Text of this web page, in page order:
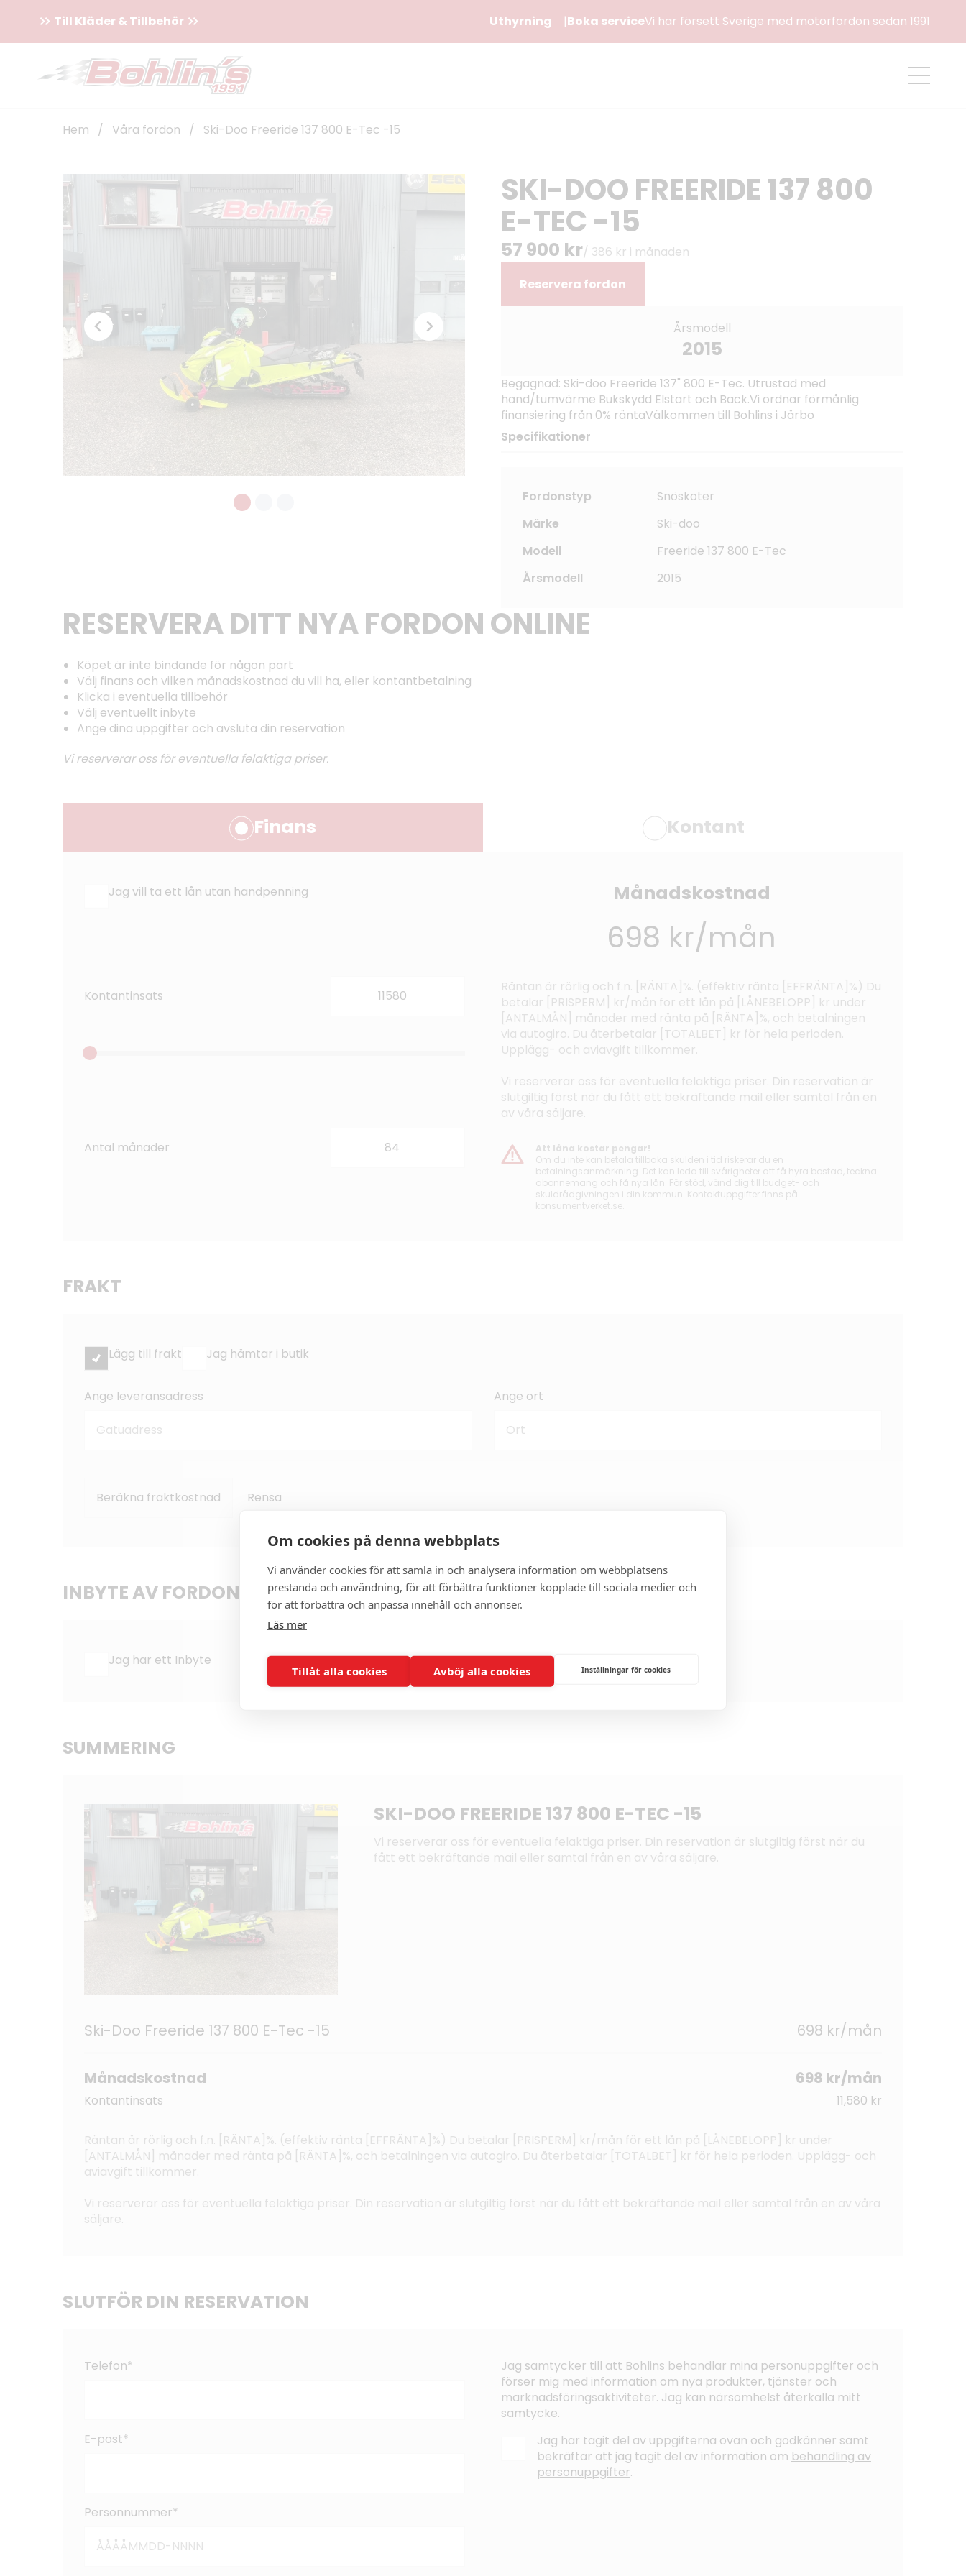
Om cookies på denna webbplats
Vi använder cookies för att samla in och analysera information om webbplatsens
prestanda och användning, för att förbättra funktioner kopplade till sociala medier och
för att förbättra och anpassa innehåll och annonser.
Läs mer
Tillåt alla cookies Avböj alla cookies Inställningar för cookies
Till Kläder & Tillbehör Uthyrning Boka serviceVi har försett Sverige med motorfordon sedan 1991
Hem / Våra fordon / Ski-Doo Freeride 137 800 E-Tec -15
SKI-DOO FREERIDE 137 800
E-TEC -15
57 900 kr/ 386 kr i månaden
Reservera fordon
Årsmodell
2015
Begagnad: Ski-doo Freeride 137" 800 E-Tec. Utrustad med
hand/tumvärme Bukskydd Elstart och Back.Vi ordnar förmånlig
finansiering från 0% räntaVälkommen till Bohlins i Järbo
Specifikationer
Fordonstyp
Snöskoter
Märke
Ski-doo
Modell
Freeride 137 800 E-Tec
Årsmodell
2015
RESERVERA DITT NYA FORDON ONLINE
Köpet är inte bindande för någon part
Välj finans och vilken månadskostnad du vill ha, eller kontantbetalning
Klicka i eventuella tillbehör
Välj eventuellt inbyte
Ange dina uppgifter och avsluta din reservation
Vi reserverar oss för eventuella felaktiga priser.
Finans Kontant
Jag vill ta ett lån utan handpenning
Kontantinsats
Antal månader
Månadskostnad
698 kr/mån
Räntan är rörlig och f.n. [RÄNTA]%. (effektiv ränta [EFFRÄNTA]%) Du
betalar [PRISPERM] kr/mån för ett lån på [LÅNEBELOPP] kr under
[ANTALMÅN] månader med ränta på [RÄNTA]%, och betalningen
via autogiro. Du återbetalar [TOTALBET] kr för hela perioden.
Upplägg- och aviavgift tillkommer.
Vi reserverar oss för eventuella felaktiga priser. Din reservation är
slutgiltig först när du fått ett bekräftande mail eller samtal från en
av våra säljare.
Att låna kostar pengar!
Om du inte kan betala tillbaka skulden i tid riskerar du en
betalningsanmärkning. Det kan leda till svårigheter att få hyra bostad, teckna
abonnemang och få nya lån. För stöd, vänd dig till budget- och
skuldrådgivningen i din kommun. Kontaktuppgifter finns på
konsumentverket.se
FRAKT
Lägg till frakt Jag hämtar i butik
Ange leveransadress Ange ort
Beräkna fraktkostnad Rensa
INBYTE AV FORDON
Jag har ett Inbyte
SUMMERING
SKI-DOO FREERIDE 137 800 E-TEC -15
Vi reserverar oss för eventuella felaktiga priser. Din reservation är slutgiltig först när du
fått ett bekräftande mail eller samtal från en av våra säljare.
Ski-Doo Freeride 137 800 E-Tec -15 698 kr/mån
Månadskostnad 698 kr/mån
Kontantinsats 11,580 kr
Räntan är rörlig och f.n. [RÄNTA]%. (effektiv ränta [EFFRÄNTA]%) Du betalar [PRISPERM] kr/mån för ett lån på [LÅNEBELOPP] kr under
[ANTALMÅN] månader med ränta på [RÄNTA]%, och betalningen via autogiro. Du återbetalar [TOTALBET] kr för hela perioden. Upplägg- och
aviavgift tillkommer.
Vi reserverar oss för eventuella felaktiga priser. Din reservation är slutgiltig först när du fått ett bekräftande mail eller samtal från en av våra
säljare.
SLUTFÖR DIN RESERVATION
Telefon*
E-post*
Personnummer*
Jag samtycker till att Bohlins behandlar mina personuppgifter och
förser mig med information om nya produkter, tjänster och
marknadsföringsaktiviteter. Jag kan närsomhelst återkalla mitt
samtycke.
Jag har tagit del av uppgifterna ovan och godkänner samt
bekräftar att jag tagit del av information om behandling av
personuppgifter.